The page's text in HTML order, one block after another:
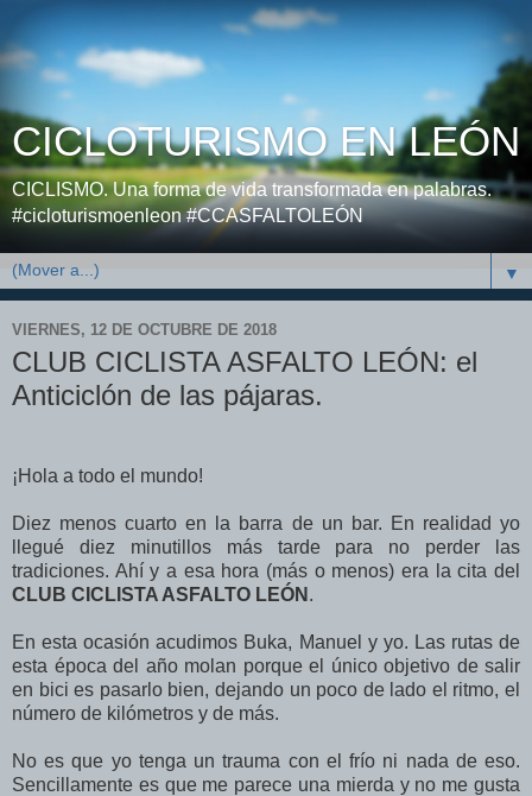
CICLOTURISMO EN LEÓN
CICLISMO. Una forma de vida transformada en palabras.
#cicloturismoenleon #CCASFALTOLEÓN
▼
VIERNES, 12 DE OCTUBRE DE 2018
CLUB CICLISTA ASFALTO LEÓN: el
Anticiclón de las pájaras.
¡Hola a todo el mundo!
Diez menos cuarto en la barra de un bar. En realidad yo
llegué diez minutillos más tarde para no perder las
tradiciones. Ahí y a esa hora (más o menos) era la cita del
CLUB CICLISTA ASFALTO LEÓN .
En esta ocasión acudimos Buka, Manuel y yo. Las rutas de
esta época del año molan porque el único objetivo de salir
en bici es pasarlo bien, dejando un poco de lado el ritmo, el
número de kilómetros y de más.
No es que yo tenga un trauma con el frío ni nada de eso.
Sencillamente es que me parece una mierda y no me gusta